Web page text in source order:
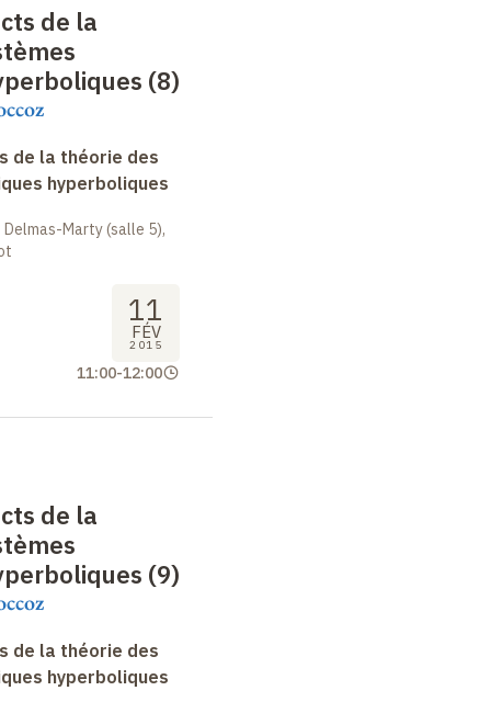
de la
(8)
de la théorie des
hyperboliques
Marty (salle 5),
11
FÉV
2015
11:00-12:00
de la
(9)
de la théorie des
hyperboliques